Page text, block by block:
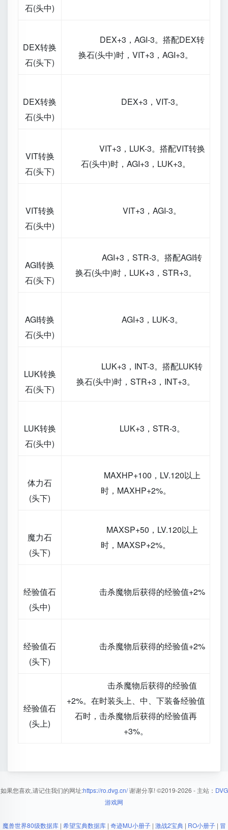
石(头中)
DEX转换
石(头下)
DEX+3，AGI-3。搭配DEX转
换石(头中)时，VIT+3，AGI+3。
DEX转换
石(头中)
DEX+3，VIT-3。
VIT转换
石(头下)
VIT+3，LUK-3。搭配VIT转换
石(头中)时，AGI+3，LUK+3。
VIT转换
石(头中)
VIT+3，AGI-3。
AGI转换
石(头下)
AGI+3，STR-3。搭配AGI转
换石(头中)时，LUK+3，STR+3。
AGI转换
石(头中)
AGI+3，LUK-3。
LUK转换
石(头下)
LUK+3，INT-3。搭配LUK转
换石(头中)时，STR+3，INT+3。
LUK转换
石(头中)
LUK+3，STR-3。
体力石
(头下)
MAXHP+100，LV.120以上
时，MAXHP+2%。
魔力石
(头下)
MAXSP+50，LV.120以上
时，MAXSP+2%。
经验值石
(头中)
击杀魔物后获得的经验值+2%
经验值石
(头下)
击杀魔物后获得的经验值+2%
经验值石
(头上)
击杀魔物后获得的经验值
+2%。在时装头上、中、下装备经验值
石时，击杀魔物后获得的经验值再
+3%。
如果您喜欢,请记住我们的网址:https://ro.dvg.cn/谢谢分享!©2019-2026 - 主站： DVG
游戏网
魔兽世界80级数据库| 希望宝典数据库| 奇迹MU小册子| 激战2宝典| RO小册子| 冒